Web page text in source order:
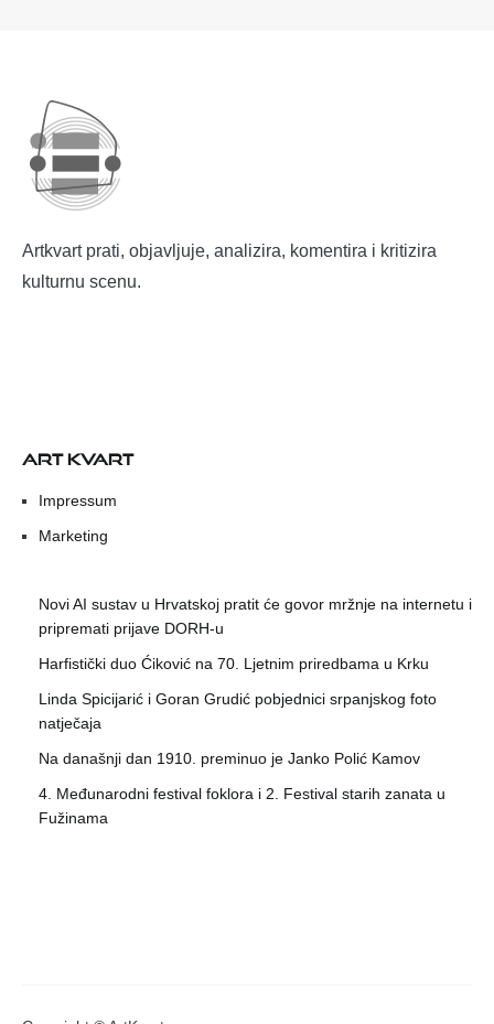
Artkvart prati, objavljuje, analizira, komentira i kritizira
kulturnu scenu.
ART KVART
Impressum
Marketing
Novi AI sustav u Hrvatskoj pratit će govor mržnje na internetu i
pripremati prijave DORH-u
Harfistički duo Ćiković na 70. Ljetnim priredbama u Krku
Linda Spicijarić i Goran Grudić pobjednici srpanjskog foto
natječaja
Na današnji dan 1910. preminuo je Janko Polić Kamov
4. Međunarodni festival foklora i 2. Festival starih zanata u
Fužinama